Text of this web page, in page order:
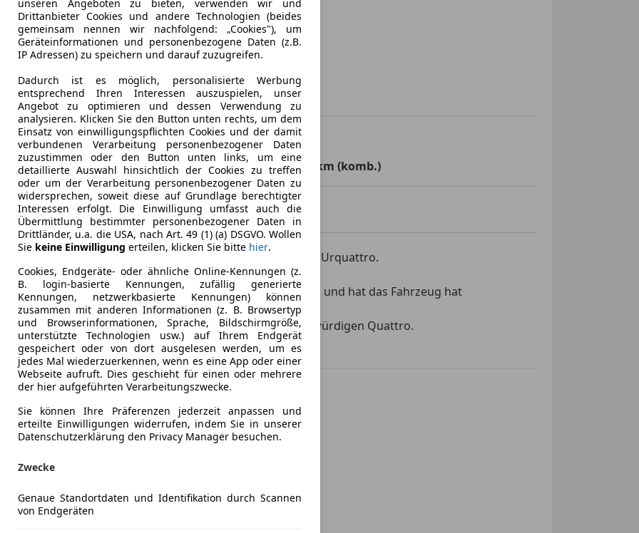
Kraftstoff
Benzin
Kraftstoffverbrauch
0,00l/100 km (komb.)
Lackierung Andere
Ich verkaufe diesen sehr aufwendig restauriert Audi Urquattro.
Er wurde mit möglichst vielen Neuteilen aufgebaut.
Ein Classic Data Gutachten mit Note 1- ist vorhanden und hat das Fahrzeug hat
Deutsche Papiere
Ich freue mich auf Anfragen zu diesem sammlungswürdigen Quattro.
Das Titelbild ist KI generiert.
unseren Angeboten zu bieten, verwenden wir und
Drittanbieter Cookies und andere Technologien (beides
gemeinsam nennen wir nachfolgend: „Cookies"), um
Geräteinformationen und personenbezogene Daten (z.B.
IP Adressen) zu speichern und darauf zuzugreifen.
Dadurch ist es möglich, personalisierte Werbung
entsprechend Ihren Interessen auszuspielen, unser
Angebot zu optimieren und dessen Verwendung zu
analysieren. Klicken Sie den Button unten rechts, um dem
Einsatz von einwilligungspflichten Cookies und der damit
verbundenen Verarbeitung personenbezogener Daten
zuzustimmen oder den Button unten links, um eine
detaillierte Auswahl hinsichtlich der Cookies zu treffen
oder um der Verarbeitung personenbezogener Daten zu
widersprechen, soweit diese auf Grundlage berechtigter
Interessen erfolgt. Die Einwilligung umfasst auch die
Übermittlung bestimmter personenbezogener Daten in
Drittländer, u.a. die USA, nach Art. 49 (1) (a) DSGVO. Wollen
Sie keine Einwilligung erteilen, klicken Sie bitte hier.
Cookies, Endgeräte- oder ähnliche Online-Kennungen (z.
B. login-basierte Kennungen, zufällig generierte
Kennungen, netzwerkbasierte Kennungen) können
zusammen mit anderen Informationen (z. B. Browsertyp
und Browserinformationen, Sprache, Bildschirmgröße,
unterstützte Technologien usw.) auf Ihrem Endgerät
gespeichert oder von dort ausgelesen werden, um es
jedes Mal wiederzuerkennen, wenn es eine App oder einer
Webseite aufruft. Dies geschieht für einen oder mehrere
der hier aufgeführten Verarbeitungszwecke.
Sie können Ihre Präferenzen jederzeit anpassen und
erteilte Einwilligungen widerrufen, indem Sie in unserer
Datenschutzerklärung den Privacy Manager besuchen.
Zwecke
Genaue Standortdaten und Identifikation durch Scannen
von Endgeräten